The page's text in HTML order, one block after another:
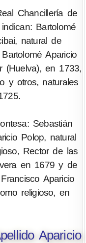
Chancillería de
Bartolomé
natural de
Aparicio
(Huelva), en 1733,
y otros, naturales
Sebastián
Polop, natural
Rector de las
en 1679 y de
Aparicio
religioso, en
Aparicio